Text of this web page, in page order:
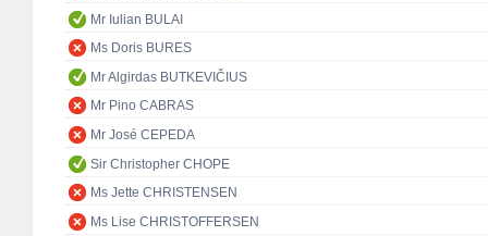
Mr Iulian BULAI
Ms Doris BURES
Mr Algirdas BUTKEVIČIUS
Mr Pino CABRAS
Mr José CEPEDA
Sir Christopher CHOPE
Ms Jette CHRISTENSEN
Ms Lise CHRISTOFFERSEN